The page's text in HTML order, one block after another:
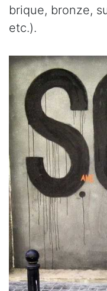
brique, bronze,
etc.).